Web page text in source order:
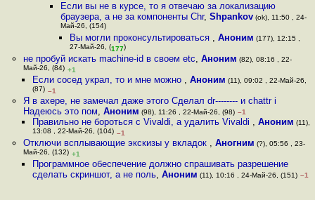
Если вы не в курсе, то я отвечаю за локализацию
браузера, а не за компоненты Chr, Shpankov(ok), 11:50 , 24-
Май-26, (154)
Вы могли проконсультироваться ,Аноним (177), 12:15 ,
27-Май-26, (177)
не пробуй искать machine-id в своем etc, Аноним (82), 08:16 , 22-
Май-26, (84) +1
Если сосед украл, то и мне можно , Аноним (11), 09:02 , 22-Май-26,
(87) –1
Я в ахере, не замечал даже этого Сделал dr-------- и chattr i
Надеюсь это пом, Аноним (98), 11:26 , 22-Май-26, (98) –1
Правильно не бороться с Vivaldi, а удалить Vivaldi , Аноним (11),
13:08 , 22-Май-26, (104) –1
Отключи всплывающие экскизы у вкладок , Аногним (?), 05:56 , 23-
Май-26, (132) +1
Программное обеспечение должно спрашивать разрешение
сделать скриншот, а не поль, Аноним (11), 10:16 , 24-Май-26, (151) –1